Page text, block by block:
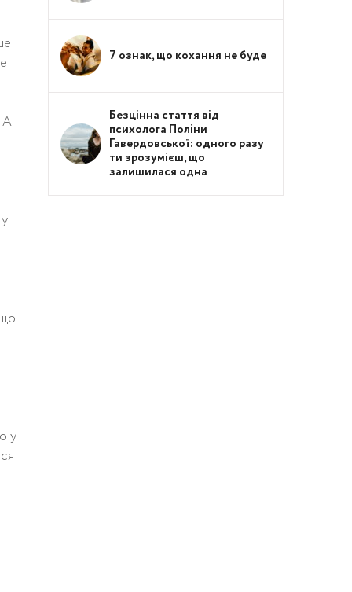
А
у
7 ознак, що кохання не буде
Безцінна стаття від
психолога Поліни
Гавердовської: одного разу
ти зрозумієш, що
залишилася одна